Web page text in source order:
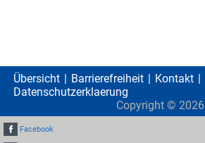
Übersicht Barrierefreiheit Kontakt
Datenschutzerklaerung
Copyright © 2026
Facebook